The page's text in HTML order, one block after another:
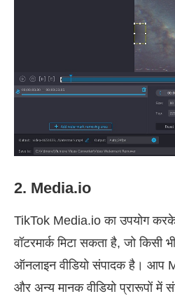
2. Media.io
TikTok Media.io का उपयोग करके
वॉटरमार्क मिटा सकता है, जो
ऑनलाइन वीडियो संपादक है। आप
और अन्य मानक वीडियो प्रारूपों में